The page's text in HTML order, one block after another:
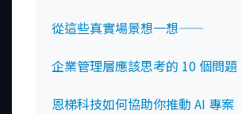
從這些真實場景想一想——
企業管理層應該思考的 10 個問題
恩梯科技如何協助你推動 AI 專案